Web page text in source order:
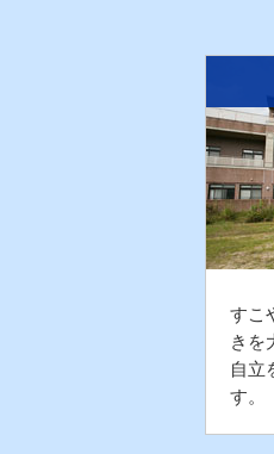
すこ
きを
自立
す。